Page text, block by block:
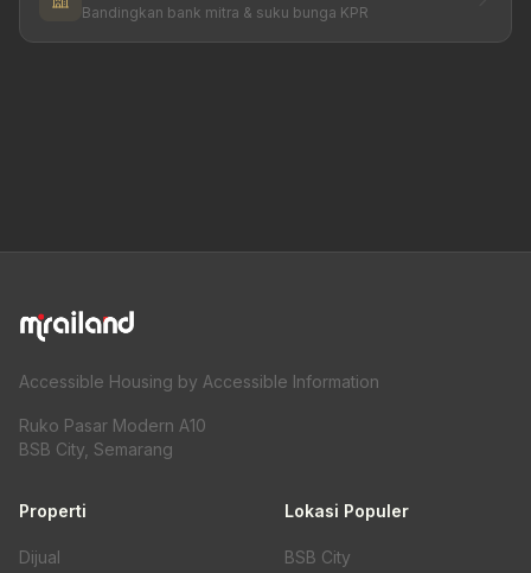
Bandingkan bank mitra & suku bunga KPR
Accessible Housing by Accessible Information
Ruko Pasar Modern A10
BSB City, Semarang
Properti
Dijual
Lokasi Populer
BSB City